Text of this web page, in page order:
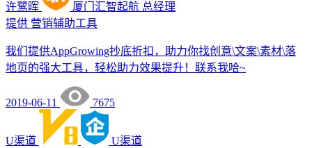
许鹭晖 厦门汇智起航 总经理
提供 营销辅助工具
我们提供AppGrowing抄底折扣，助力你找创意\文案\素材\落
地页的强大工具，轻松助力效果提升！联系我哈~
2019-06-11 7675
U渠道
U渠道